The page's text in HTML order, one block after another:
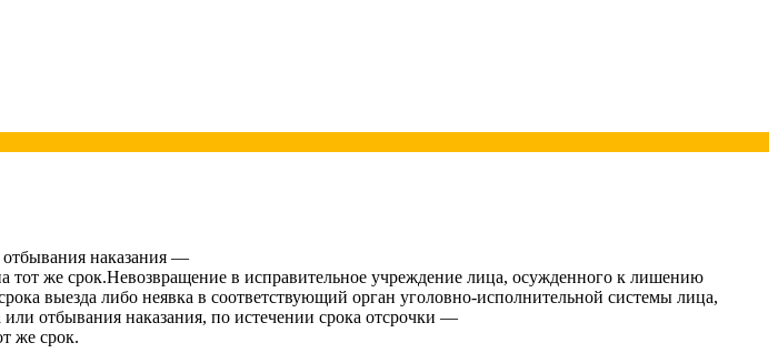
наказания —
же срок.Невозвращение в исправительное учреждение лица, осужденного к лишению
выезда либо неявка в соответствующий орган уголовно-исполнительной системы лица,
отбывания наказания, по истечении срока отсрочки —
же срок.